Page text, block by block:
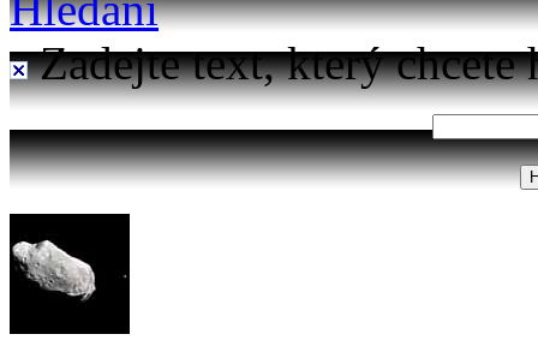
Zadejte text, který chcete